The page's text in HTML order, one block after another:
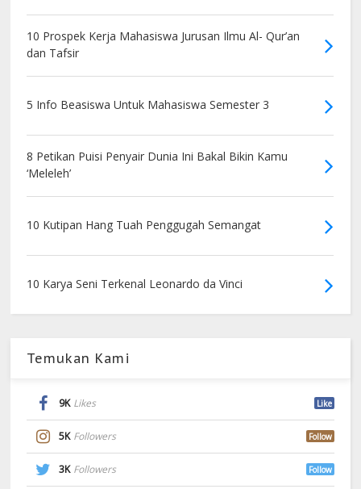
10 Prospek Kerja Mahasiswa Jurusan Ilmu Al- Qur’an
dan Tafsir
5 Info Beasiswa Untuk Mahasiswa Semester 3
8 Petikan Puisi Penyair Dunia Ini Bakal Bikin Kamu
‘Meleleh’
10 Kutipan Hang Tuah Penggugah Semangat
10 Karya Seni Terkenal Leonardo da Vinci
Temukan Kami
9K Likes Like
5K Followers Follow
3K Followers Follow